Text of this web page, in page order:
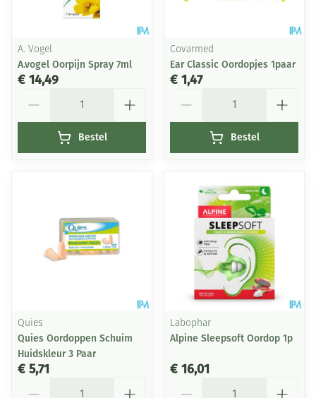
A. Vogel
A.vogel Oorpijn Spray 7ml
€ 14,49
Bestel
Covarmed
Ear Classic Oordopjes 1paar
€ 1,47
Bestel
Quies
Quies Oordoppen Schuim
Huidskleur 3 Paar
€ 5,71
Labophar
Alpine Sleepsoft Oordop 1p
€ 16,01